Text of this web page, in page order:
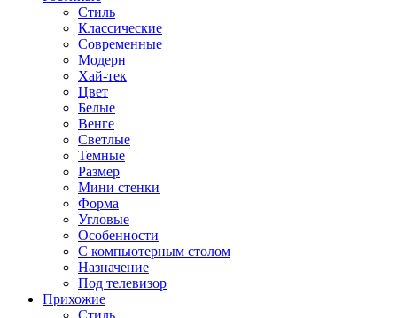
Стиль
Классические
Современные
Модерн
Хай-тек
Цвет
Белые
Венге
Светлые
Темные
Размер
Мини стенки
Форма
Угловые
Особенности
С компьютерным столом
Назначение
Под телевизор
Прихожие
Стиль